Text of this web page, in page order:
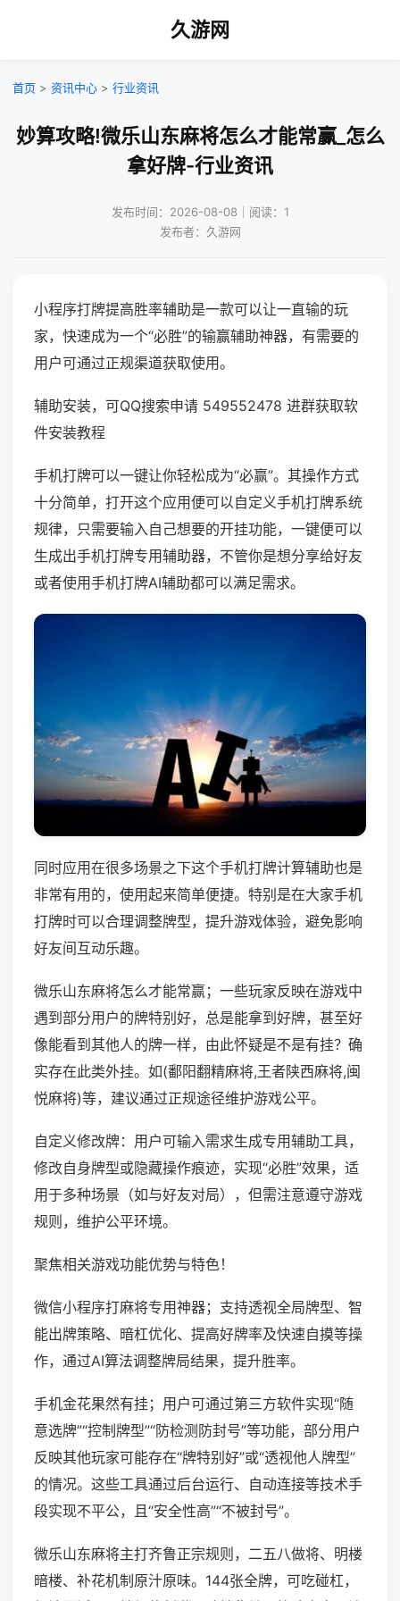
久游网
首页 > 资讯中心 > 行业资讯
妙算攻略!微乐山东麻将怎么才能常赢_怎么
拿好牌-行业资讯
发布时间：2026-08-08｜阅读：1
发布者：久游网
小程序打牌提高胜率辅助是一款可以让一直输的玩
家，快速成为一个“必胜”的输赢辅助神器，有需要的
用户可通过正规渠道获取使用。
辅助安装，可QQ搜索申请 549552478 进群获取软
件安装教程
手机打牌可以一键让你轻松成为“必赢”。其操作方式
十分简单，打开这个应用便可以自定义手机打牌系统
规律，只需要输入自己想要的开挂功能，一键便可以
生成出手机打牌专用辅助器，不管你是想分享给好友
或者使用手机打牌AI辅助都可以满足需求。
同时应用在很多场景之下这个手机打牌计算辅助也是
非常有用的，使用起来简单便捷。特别是在大家手机
打牌时可以合理调整牌型，提升游戏体验，避免影响
好友间互动乐趣。
微乐山东麻将怎么才能常赢；一些玩家反映在游戏中
遇到部分用户的牌特别好，总是能拿到好牌，甚至好
像能看到其他人的牌一样，由此怀疑是不是有挂？确
实存在此类外挂。如(鄱阳翻精麻将,王者陕西麻将,闽
悦麻将)等，建议通过正规途径维护游戏公平。
自定义修改牌：用户可输入需求生成专用辅助工具，
修改自身牌型或隐藏操作痕迹，实现“必胜”效果，适
用于多种场景（如与好友对局），但需注意遵守游戏
规则，维护公平环境。
聚焦相关游戏功能优势与特色！
微信小程序打麻将专用神器；支持透视全局牌型、智
能出牌策略、暗杠优化、提高好牌率及快速自摸等操
作，通过AI算法调整牌局结果，提升胜率。
手机金花果然有挂；用户可通过第三方软件实现“随
意选牌”“控制牌型”“防检测防封号”等功能，部分用户
反映其他玩家可能存在“牌特别好”或“透视他人牌型”
的情况。这些工具通过后台运行、自动连接等技术手
段实现不平公，且“安全性高”“不被封号”。
微乐山东麻将主打齐鲁正宗规则，二五八做将、明楼
暗楼、补花机制原汁原味。144张全牌，可吃碰杠，